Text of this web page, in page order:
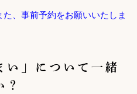
、事前予約をお願いいたしま
い」について一緒